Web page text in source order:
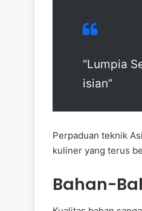
“Lumpia
isian”
Perpaduan teknik
kuliner yang terus
Bahan-